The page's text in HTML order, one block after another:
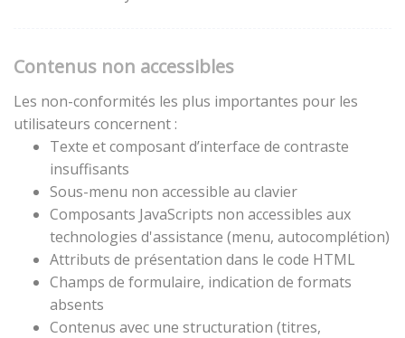
Contenus non accessibles
Les non-conformités les plus importantes pour les
utilisateurs concernent :
Texte et composant d’interface de contraste
insuffisants
Sous-menu non accessible au clavier
Composants JavaScripts non accessibles aux
technologies d'assistance (menu, autocomplétion)
Attributs de présentation dans le code HTML
Champs de formulaire, indication de formats
absents
Contenus avec une structuration (titres,